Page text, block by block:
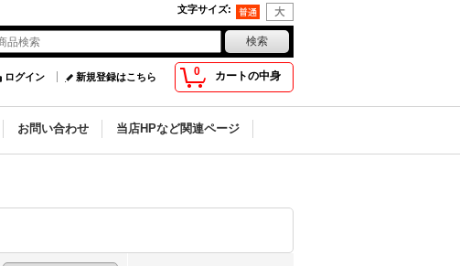
文字サイズ:
0 カートの中身
ログイン 新規登録はこちら
お問い合わせ 当店HPなど関連ページ